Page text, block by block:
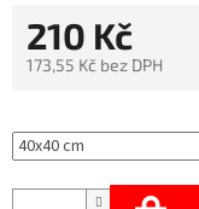
210 Kč
173,55 Kč bez DPH